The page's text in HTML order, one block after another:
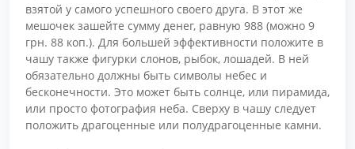
взятой у самого успешного своего друга. В этот же
мешочек зашейте сумму денег, равную 988 (можно 9
грн. 88 коп.). Для большей эффективности положите в
чашу также фигурки слонов, рыбок, лошадей. В ней
обязательно должны быть символы небес и
бесконечности. Это может быть солнце, или пирамида,
или просто фотография неба. Сверху в чашу следует
положить драгоценные или полудрагоценные камни.